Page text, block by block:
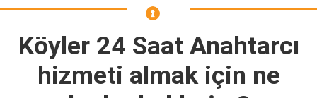
Köyler 24 Saat Anahtarcı
hizmeti almak için ne